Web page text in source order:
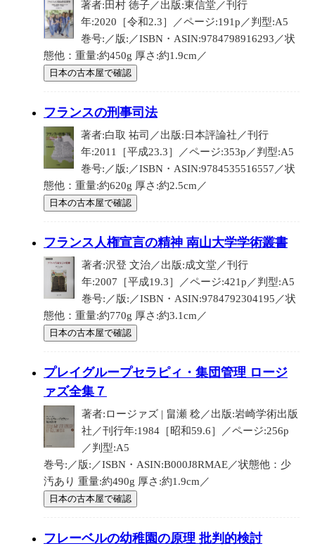
著者:田村 徳子／出版:東信堂／刊行
年:2020［令和2.3］／ページ:191p／判型:A5
巻号:／版:／ISBN・ASIN:9784798916293／状
態他：重量:約450g 厚さ:約1.9cm／
日本の古本屋で確認
フランスの刑事司法
著者:白取 祐司／出版:日本評論社／刊行
年:2011［平成23.3］／ページ:353p／判型:A5
巻号:／版:／ISBN・ASIN:9784535516557／状
態他：重量:約620g 厚さ:約2.5cm／
日本の古本屋で確認
フランス人権宣言の精神 南山大学学術叢書
著者:沢登 文治／出版:成文堂／刊行
年:2007［平成19.3］／ページ:421p／判型:A5
巻号:／版:／ISBN・ASIN:9784792304195／状
態他：重量:約770g 厚さ:約3.1cm／
日本の古本屋で確認
プレイグループセラピィ・集団管理 ロージ
ァズ全集７
著者:ロージァズ | 畠瀬 稔／出版:岩崎学術出版
社／刊行年:1984［昭和59.6］／ページ:256p
／判型:A5
巻号:／版:／ISBN・ASIN:B000J8RMAE／状態他：少
汚あり 重量:約490g 厚さ:約1.9cm／
日本の古本屋で確認
フレーベルの幼稚園の原理 批判的検討